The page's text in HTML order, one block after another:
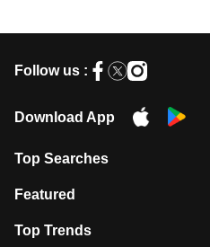
Follow us :
Download App
Top Searches
मुंबई में लगे 'जेन जी' के पोस्टर, लिखा- 'मैं
Featured
10 अगस्त को विधानसभा का घेराव करेंगे
Top Trends